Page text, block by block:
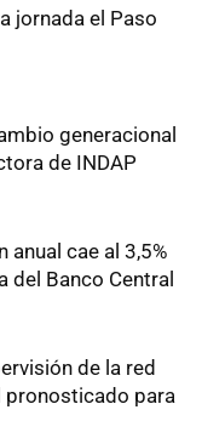
jornada el Paso
generacional
de INDAP
anual cae al 3,5%
del Banco Central
de la red
para